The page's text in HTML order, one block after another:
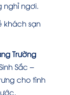
nghỉ ngơi.
khách sạn
Trường
Sắc –
cho tình